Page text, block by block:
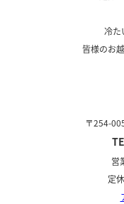
冷た
皆様のお
〒254-
営
定